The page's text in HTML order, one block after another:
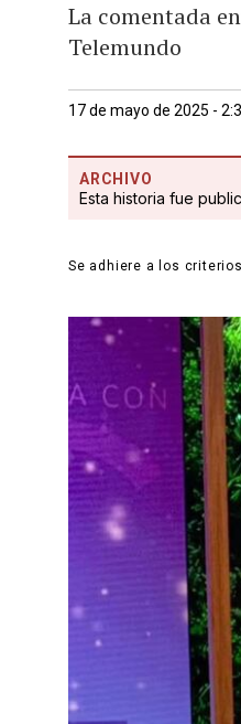
La comentada
Telemundo
17 de mayo de 2025 -
ARCHIVO
Esta historia fue
Se adhiere a los